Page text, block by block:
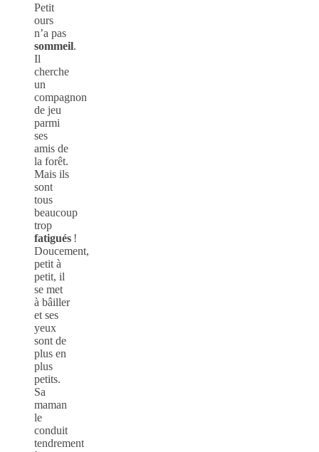
Petit
ours
n’a pas
sommeil.
Il
cherche
un
compagnon
de jeu
parmi
ses
amis de
la forêt.
Mais ils
sont
tous
beaucoup
trop
fatigués !
Doucement,
petit à
petit, il
se met
à bâiller
et ses
yeux
sont de
plus en
plus
petits.
Sa
maman
le
conduit
tendrement